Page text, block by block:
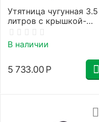
Утятница чугунная 3.5
литров с крышкой-
сковородой
В наличии
5 733.00 Р